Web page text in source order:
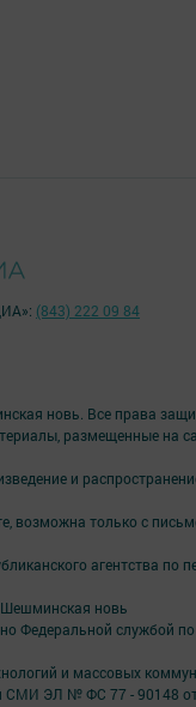
новь. Все права
размещенные на
и
возможна только с
агентства по
новь
Федеральной службой
и массовых
СМИ ЭЛ № ФС 77 - 90148
(843) 222 09 84